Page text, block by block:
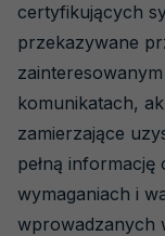
certyfikujących
przekazywane
komunikatach,
zamierzające
pełną
wymaganiach i
wprowadzanych